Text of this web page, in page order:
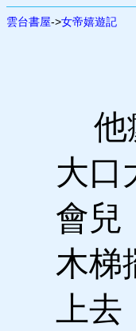
雲台書屋->女帝嬉遊記
他
大口
會兒
木梯
上